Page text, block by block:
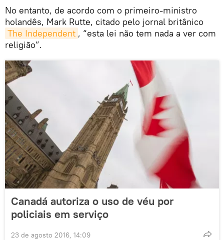
No entanto, de acordo com o primeiro-ministro
holandês, Mark Rutte, citado pelo jornal britânico
The Independent , “esta lei não tem nada a ver com
religião”.
Canadá autoriza o uso de véu por
policiais em serviço
23 de agosto 2016, 14:09